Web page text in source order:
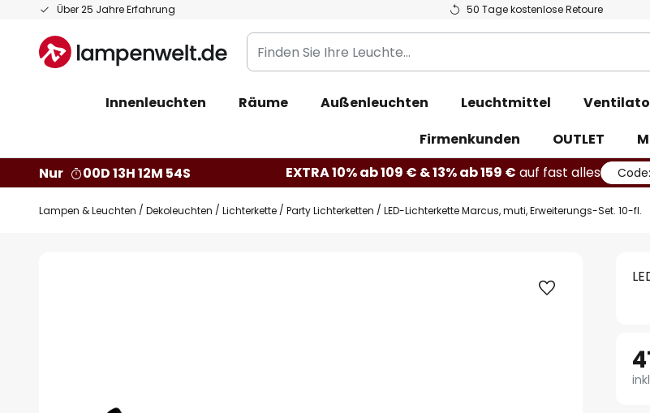
Über 25 Jahre Erfahrung 50 Tage kostenlose Retoure
Zum
springen
Finden
Sie
Leuchte...
Innenleuchten Räume Außenleuchten Leuchtmittel
Firmenkunden
OUTLET
Nur
00D 13H 12M 53S EXTRA 10% ab 109 € & 13% ab 159 € auf fast alles Code:
Lampen & Leuchten Dekoleuchten Lichterkette Party Lichterketten LED-Lichterkette Marcus, muti, Erweiterungs-Set. 10-fl.